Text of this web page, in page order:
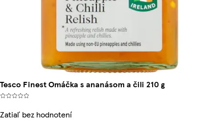
Tesco Finest Omáčka s ananásom a čili 210 g
Zatiaľ bez hodnotení